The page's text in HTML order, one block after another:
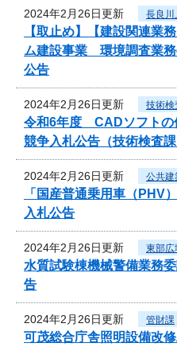
2024年2月26日更新 長良川
【取止め】【建設関連業
ム建設事業 環境調査業
公告
2024年2月26日更新 技術検
令和6年度 CADソフトの
競争入札公告（技術検査課
2024年2月26日更新 公共建
「国産普通乗用車（PHV
入札公告
2024年2月26日更新 東部広
水質試験棟機械警備業務
告
2024年2月26日更新 管財課
可茂総合庁舎照明設備改